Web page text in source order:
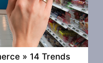
» 14 Trends